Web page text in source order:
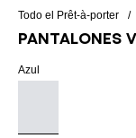
Todo el Prêt-à-porter
Pantalones
Azul